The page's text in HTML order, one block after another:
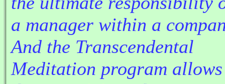
a manager within a
And the Transcendental
Meditation program allows